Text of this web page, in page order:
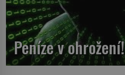
Peníze v ohrožení!